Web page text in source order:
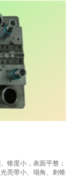
锥度小，表面平整；
亮带小、塌角、刺锥